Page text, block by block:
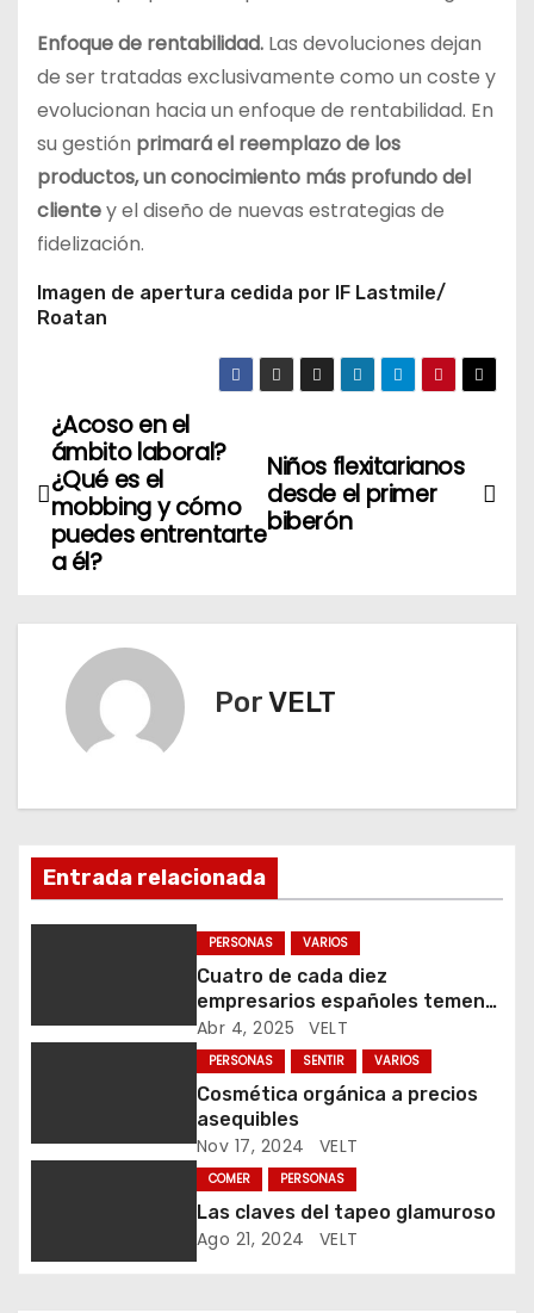
Enfoque de rentabilidad. Las devoluciones dejan
de ser tratadas exclusivamente como un coste y
evolucionan hacia un enfoque de rentabilidad. En
su gestión primará el reemplazo de los
productos, un conocimiento más profundo del
clientey el diseño de nuevas estrategias de
fidelización.
Imagen de apertura cedida por IF Lastmile/
Roatan
N
a
v
e
g
n
d
e
t
Niños flexitarianos
desde el primer
biberón
¿Acoso en el
ámbito laboral?
¿Qué es el
mobbing y cómo
puedes entrentarte
a él?
PorVELT
Entrada relacionada
PERSONAS VARIOS
Cuatro de cada diez
empresarios españoles temen
que los aranceles frenen su
comercio exterior
Abr 4, 2025 VELT
PERSONAS SENTIR VARIOS
Cosmética orgánica a precios
asequibles
Nov 17, 2024 VELT
COMER PERSONAS
Las claves del tapeo glamuroso
Ago 21, 2024 VELT